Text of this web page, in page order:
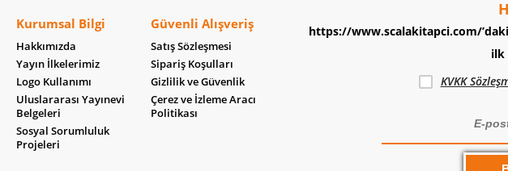
Kurumsal Bilgi
Hakkımızda
Yayın İlkelerimiz
Logo Kullanımı
Uluslararası Yayınevi
Belgeleri
Sosyal Sorumluluk
Projeleri
Güvenli Alışveriş
Satış Sözleşmesi
Sipariş Koşulları
Gizlilik ve Güvenlik
Çerez ve İzleme Aracı
Politikası
https://www.scalakitapci.com/’daki
ilk
KVKK